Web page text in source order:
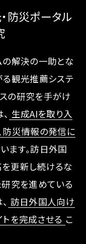
防災ポータル
の解決の一助とな
る観光推薦システ
の研究を手がけ
生成AIを取り入
防災情報の発信に
ます。訪日外国
更新し続けるな
研究を進めている
訪日外国人向け
を完成させる こ